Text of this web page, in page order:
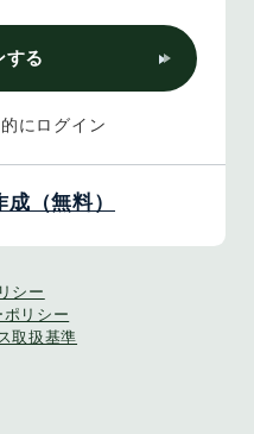
する
にログイン
（無料）
シー
ポリシー
取扱基準